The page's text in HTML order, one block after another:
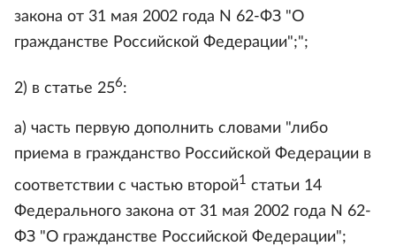
закона от 31 мая 2002 года N 62-ФЗ "О
гражданстве Российской Федерации";";
2) в статье 256:
а) часть первую дополнить словами "либо
приема в гражданство Российской Федерации в
соответствии с частью второй1 статьи 14
Федерального закона от 31 мая 2002 года N 62-
ФЗ "О гражданстве Российской Федерации";